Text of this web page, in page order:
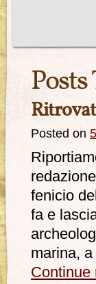
Posted on
fenicio
fa e
marina,
Continue